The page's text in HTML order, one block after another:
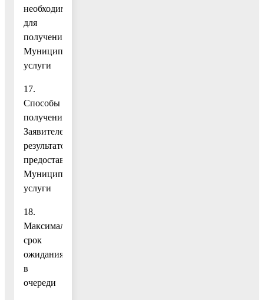
необходимых
для
получения
Муниципальной
услуги
17.
Способы
получения
Заявителем
результатов
предоставления
Муниципальной
услуги
18.
Максимальный
срок
ожидания
в
очереди